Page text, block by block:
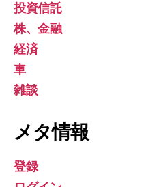
投資信託
株、金融
経済
車
雑談
メタ情報
登録